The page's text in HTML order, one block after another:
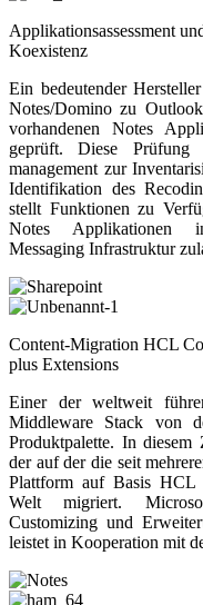
Applikationsassessment
Koexistenz
Ein bedeutender
Notes/Domino zu
vorhandenen Notes
geprüft. Diese
management zur
Identifikation des
stellt Funktionen zu
Notes Applikationen
Messaging Infrastruktur
Content-Migration HCL
plus Extensions
Einer der weltweit
Middleware Stack von
Produktpalette. In diesem
der auf der die seit
Plattform auf Basis HCL
Welt migriert.
Customizing und
leistet in Kooperation mit